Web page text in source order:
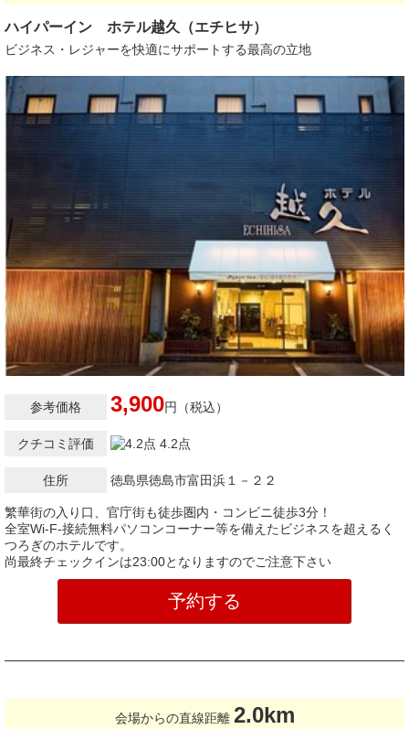
ハイパーイン ホテル越久（エチヒサ）
ビジネス・レジャーを快適にサポートする最高の立地
参考価格 3,900円（税込）
クチコミ評価 4.2点
住所 徳島県徳島市富田浜１－２２
繁華街の入り口、官庁街も徒歩圏内・コンビニ徒歩3分！
全室Wi-F-接続無料パソコンコーナー等を備えたビジネスを超えるく
つろぎのホテルです。
尚最終チェックインは23:00となりますのでご注意下さい
予約する
会場からの直線距離 2.0km